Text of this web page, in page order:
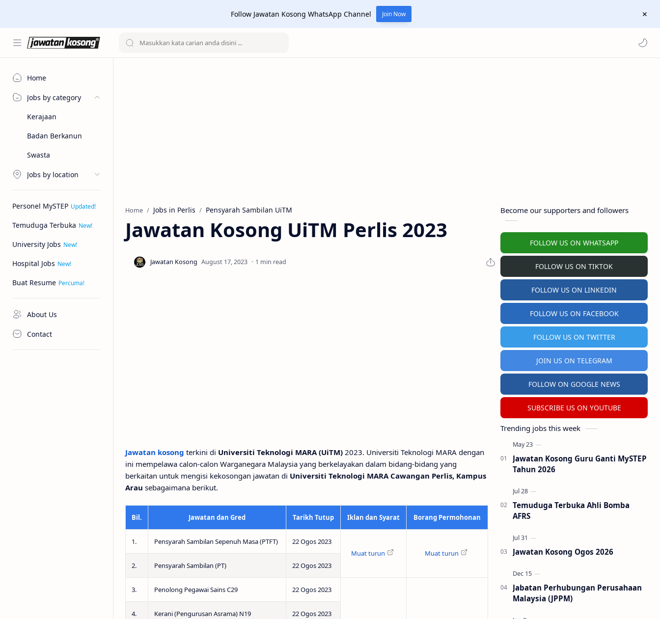
Follow Jawatan Kosong WhatsApp Channel Join Now
Home
Jobs by category
Kerajaan
Badan Berkanun
Swasta
Jobs by location
Personel MySTEP
Temuduga Terbuka
University Jobs
Hospital Jobs
Buat Resume
About Us
Contact
Home Jobs in Perlis Pensyarah Sambilan UiTM
Jawatan Kosong UiTM Perlis 2023
1 min read
Jawatan kosong terkini di Universiti Teknologi MARA (UiTM) 2023. Universiti Teknologi MARA dengan
ini mempelawa calon-calon Warganegara Malaysia yang berkelayakan dalam bidang-bidang yang
berkaitan untuk mengisi kekosongan jawatan di Universiti Teknologi MARA Cawangan Perlis, Kampus
Arau sebagaimana berikut.
Bil. Jawatan dan Gred Tarikh Tutup Iklan dan Syarat Borang Permohonan
1. Pensyarah Sambilan Sepenuh Masa (PTFT)
22 Ogos 2023
Muat turun
Muat turun
2.
Pensyarah Sambilan (PT) 22 Ogos 2023
3. Penolong Pegawai Sains C29 22 Ogos 2023
4. Kerani (Pengurusan Asrama) N19 22 Ogos 2023
Become our supporters and followers
FOLLOW US ON WHATSAPP
FOLLOW US ON TIKTOK
FOLLOW US ON LINKEDIN
FOLLOW US ON FACEBOOK
FOLLOW US ON TWITTER
JOIN US ON TELEGRAM
FOLLOW ON GOOGLE NEWS
SUBSCRIBE US ON YOUTUBE
Trending jobs this week
Jawatan Kosong Guru Ganti MySTEP
Tahun 2026
Temuduga Terbuka Ahli Bomba
AFRS
Jawatan Kosong Ogos 2026
Jabatan Perhubungan Perusahaan
Malaysia (JPPM)